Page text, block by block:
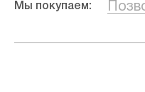
Мы покупаем: